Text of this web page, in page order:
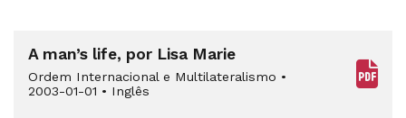
A man’s life, por Lisa Marie
Ordem Internacional e Multilateralismo •
2003-01-01 • Inglês